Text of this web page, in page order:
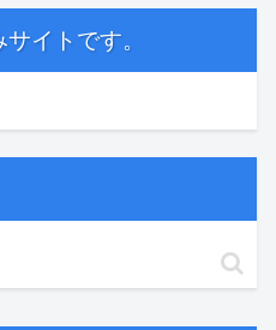
イトです。